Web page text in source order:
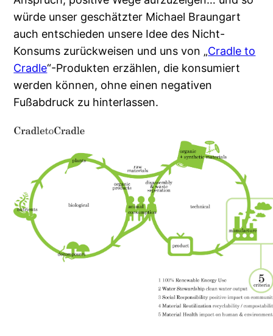
würde unser geschätzter Michael Braungart
auch entschieden unsere Idee des Nicht-
Konsums zurückweisen und uns von „Cradle to
Cradle“-Produkten erzählen, die konsumiert
werden können, ohne einen negativen
Fußabdruck zu hinterlassen.